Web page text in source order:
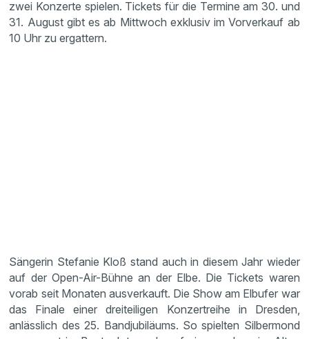
zwei Konzerte spielen. Tickets für die Termine am 30. und
31. August gibt es ab Mittwoch exklusiv im Vorverkauf ab
10 Uhr zu ergattern.
Sängerin Stefanie Kloß stand auch in diesem Jahr wieder
auf der Open-Air-Bühne an der Elbe. Die Tickets waren
vorab seit Monaten ausverkauft. Die Show am Elbufer war
das Finale einer dreiteiligen Konzertreihe in Dresden,
anlässlich des 25. Bandjubiläums. So spielten Silbermond